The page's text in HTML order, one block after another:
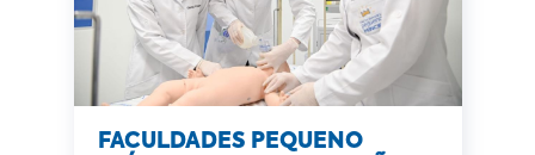
FACULDADES PEQUENO